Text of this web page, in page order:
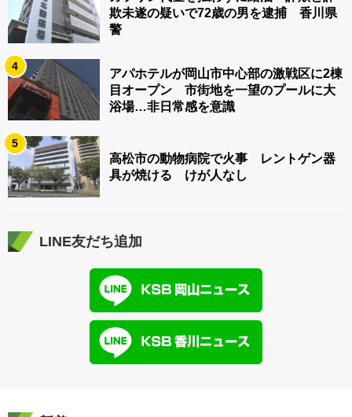
欺未遂の疑いで72歳の男を逮捕 香川県
警
4
アパホテルが岡山市中心部の激戦区に2棟
目オープン 市街地を一望のプールに大
浴場…非日常感を意識
5
高松市の動物病院で火事 レントゲン器
具が焼ける けが人なし
LINE友だち追加